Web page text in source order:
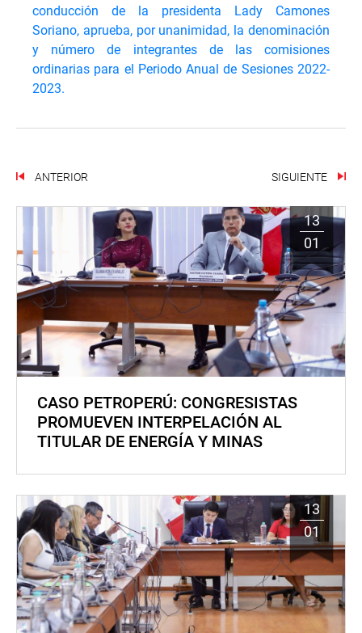
conducción de la presidenta Lady Camones
Soriano, aprueba, por unanimidad, la denominación
y número de integrantes de las comisiones
ordinarias para el Periodo Anual de Sesiones 2022-
2023.
ANTERIOR SIGUIENTE
13
01
CASO PETROPERÚ: CONGRESISTAS
PROMUEVEN INTERPELACIÓN AL
TITULAR DE ENERGÍA Y MINAS
13
01